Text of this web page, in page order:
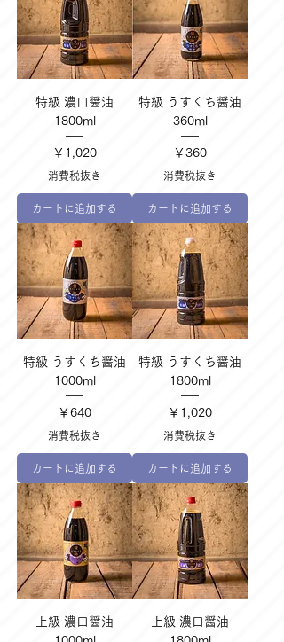
特級 濃口醤油
1800ml
価格
￥1,020
消費税抜き
カートに追加する
特級 うすくち醤油
360ml
価格
￥360
消費税抜き
カートに追加する
特級 うすくち醤油
1000ml
価格
￥640
消費税抜き
カートに追加する
特級 うすくち醤油
1800ml
価格
￥1,020
消費税抜き
カートに追加する
上級 濃口醤油
上級 濃口醤油